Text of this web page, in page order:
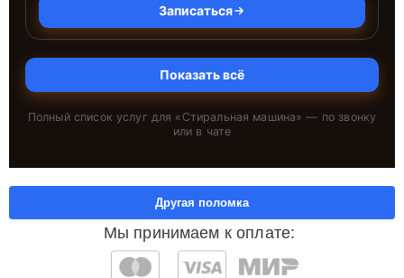
Записаться
Показать всё
Полный список услуг для « Стиральная машина» — по звонку
или в чате
Мы принимаем к оплате:
Другая поломка